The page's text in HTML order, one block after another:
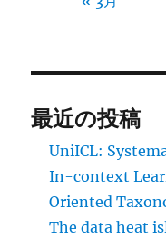
最近の投稿
UniICL:
In-context
Oriented
The data heat